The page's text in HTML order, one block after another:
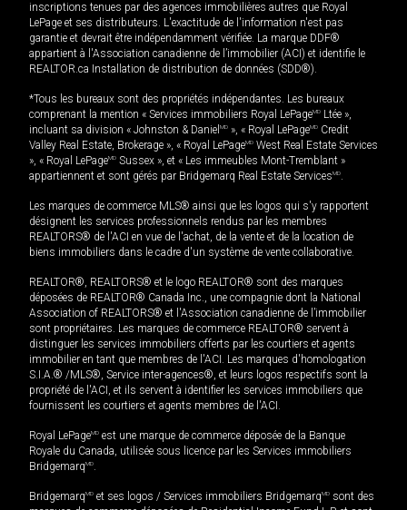
inscriptions tenues par des agences immobilières autres que Royal
LePage et ses distributeurs. L'exactitude de l'information n'est pas
garantie et devrait être indépendamment vérifiée. La marque DDF®
appartient à l'Association canadienne de l’immobilier (ACI) et identifie le
REALTOR.ca Installation de distribution de données (SDD®).
*Tous les bureaux sont des propriétés indépendantes. Les bureaux
comprenant la mention « Services immobiliers Royal LePageMD Ltée »,
incluant sa division « Johnston & Daniel MD », « Royal LePageMD Credit
Valley Real Estate, Brokerage », « Royal LePageMD West Real Estate Services
», « Royal LePageMD Sussex », et « Les immeubles Mont-Tremblant »
appartiennent et sont gérés par Bridgemarq Real Estate ServicesMD.
Les marques de commerce MLS® ainsi que les logos qui s'y rapportent
désignent les services professionnels rendus par les membres
REALTORS® de l'ACI en vue de l'achat, de la vente et de la location de
biens immobiliers dans le cadre d'un système de vente collaborative.
REALTOR®, REALTORS® et le logo REALTOR® sont des marques
déposées de REALTOR® Canada Inc., une compagnie dont la National
Association of REALTORS® et l'Association canadienne de l’immobilier
sont propriétaires. Les marques de commerce REALTOR® servent à
distinguer les services immobiliers offerts par les courtiers et agents
immobilier en tant que membres de l'ACI. Les marques d'homologation
S.I.A.® /MLS®, Service inter-agences®, et leurs logos respectifs sont la
propriété de l'ACI, et ils servent à identifier les services immobiliers que
fournissent les courtiers et agents membres de l'ACI.
Royal LePageMD est une marque de commerce déposée de la Banque
Royale du Canada, utilisée sous licence par les Services immobiliers
BridgemarqMD.
BridgemarqMD et ses logos / Services immobiliers BridgemarqMD sont des